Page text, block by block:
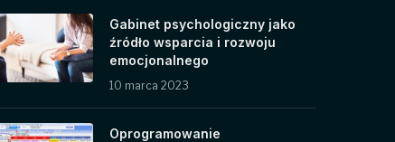
Gabinet psychologiczny jako
źródło wsparcia i rozwoju
emocjonalnego
10 marca 2023
Oprogramowanie